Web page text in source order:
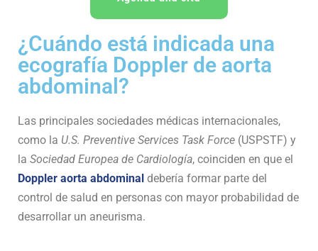
¿Cuándo está indicada una
ecografía Doppler de aorta
abdominal?
Las principales sociedades médicas internacionales,
como la U.S. Preventive Services Task Force (USPSTF) y
la Sociedad Europea de Cardiología, coinciden en que el
Doppler aorta abdominal debería formar parte del
control de salud en personas con mayor probabilidad de
desarrollar un aneurisma.